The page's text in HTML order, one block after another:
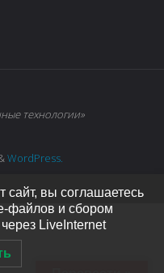
технологии»
WordPress.
сайт, вы соглашаетесь
файлов и сбором
LiveInternet